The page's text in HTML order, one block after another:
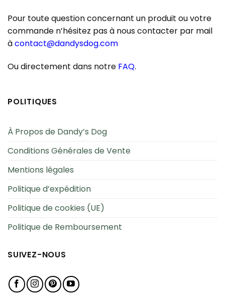
Pour toute question concernant un produit ou votre
commande n’hésitez pas à nous contacter par mail
àcontact@dandysdog.com
Ou directement dans notre FAQ.
POLITIQUES
À Propos de Dandy’s Dog
Conditions Générales de Vente
Mentions légales
Politique d’expédition
Politique de cookies (UE)
Politique de Remboursement
SUIVEZ-NOUS